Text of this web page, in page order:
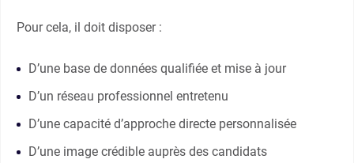
Pour cela, il doit disposer :
D’une base de données qualifiée et mise à jour
D’un réseau professionnel entretenu
D’une capacité d’approche directe personnalisée
D’une image crédible auprès des candidats